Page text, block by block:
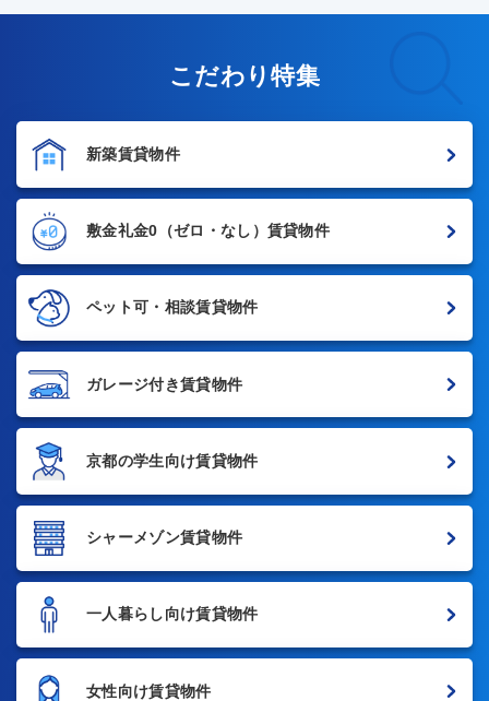
こだわり特集
新築賃貸物件
敷金礼金0 （ゼロ・なし）賃貸物件
ペット可・相談賃貸物件
ガレージ付き賃貸物件
京都の学生向け賃貸物件
シャーメゾン賃貸物件
一人暮らし向け賃貸物件
女性向け賃貸物件